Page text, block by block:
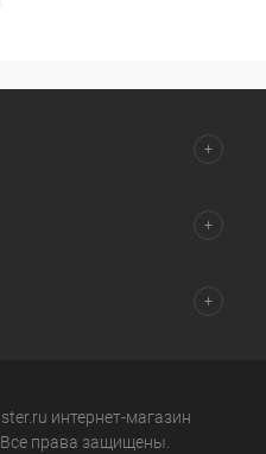
интернет-магазин
права защищены.